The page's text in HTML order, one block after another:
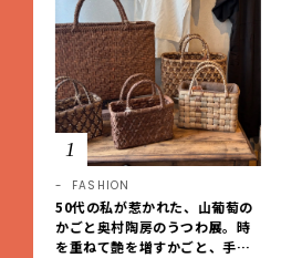
1
FASHION
50代の私が惹かれた、山葡萄の
かごと奥村陶房のうつわ展。時
を重ねて艶を増すかごと、手仕